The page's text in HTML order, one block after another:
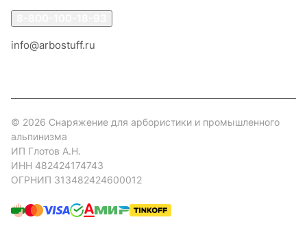
info@arbostuff.ru
© 2026 Снаряжение для арбористики и промышленного
альпинизма
ИП Глотов А.Н.
ИНН 482424174743
ОГРНИП 313482424600012